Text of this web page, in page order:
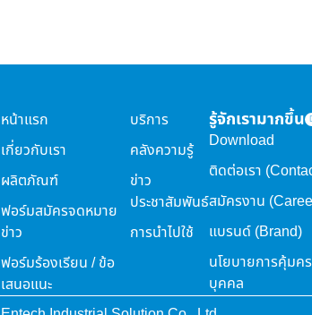
หน้าแรก
เกี่ยวกับเรา
ผลิตภัณฑ์
ฟอร์มสมัครจดหมาย
ข่าว
ฟอร์มร้องเรียน / ข้อ
เสนอแนะ
บริการ
คลังความรู้
ข่าว
ประชาสัมพันธ์
การนำไปใช้
รู้จักเรามากขึ้น
Download
ติดต่อเรา
สมัครงาน
แบรนด์ (Brand)
นโยบายการคุ้มค
บุคคล